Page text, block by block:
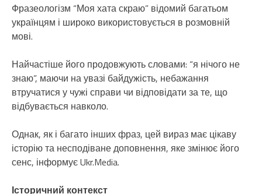
Фразеологізм “Моя хата скраю” відомий багатьом
українцям і широко використовується в розмовній
мові.
Найчастіше його продовжують словами: “я нічого не
знаю”, маючи на увазі байдужість, небажання
втручатися у чужі справи чи відповідати за те, що
відбувається навколо.
Однак, як і багато інших фраз, цей вираз має цікаву
історію та несподіване доповнення, яке змінює його
сенс, інформує Ukr.Media.
Історичний контекст